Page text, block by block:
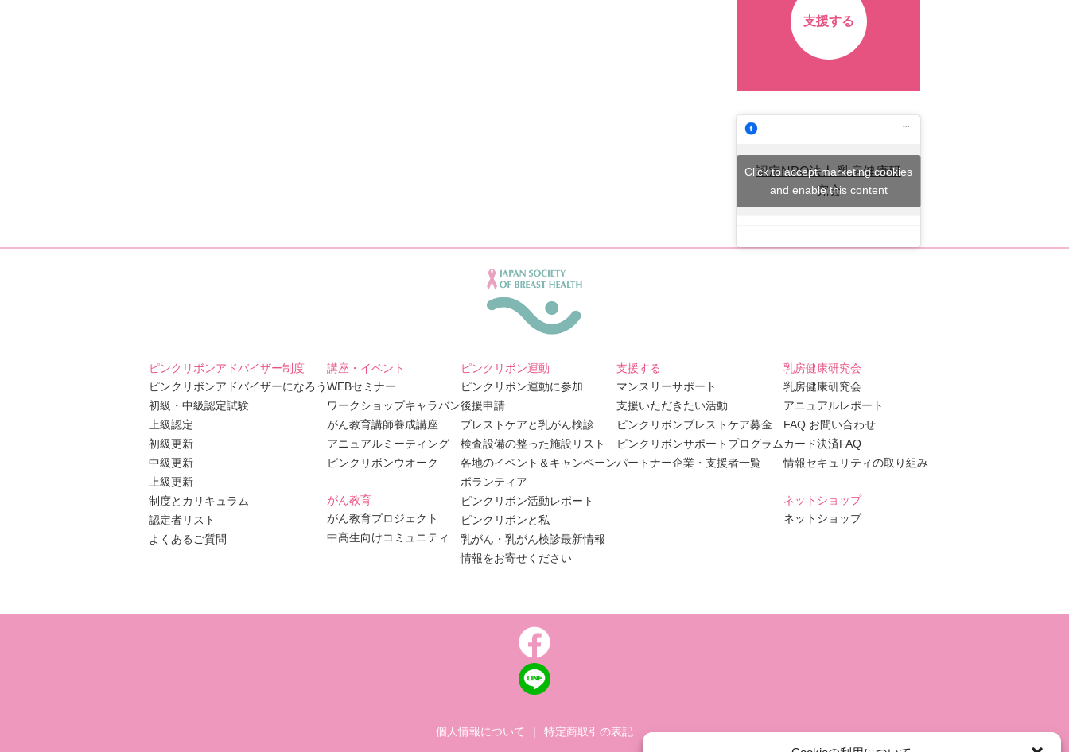
支援する
認定NPO法人 乳房健康研
究会
Click to accept marketing cookies
and enable this content
ピンクリボンアドバイザー制度
ピンクリボンアドバイザーになろう
初級・中級認定試験
上級認定
初級更新
中級更新
上級更新
制度とカリキュラム
認定者リスト
よくあるご質問
講座・イベント
WEBセミナー
ワークショップキャラバン
がん教育講師養成講座
アニュアルミーティング
ピンクリボンウオーク
がん教育
がん教育プロジェクト
中高生向けコミュニティ
ピンクリボン運動
ピンクリボン運動に参加
後援申請
ブレストケアと乳がん検診
検査設備の整った施設リスト
各地のイベント＆キャンペーン
ボランティア
ピンクリボン活動レポート
ピンクリボンと私
乳がん・乳がん検診最新情報
情報をお寄せください
支援する
マンスリーサポート
支援いただきたい活動
ピンクリボンブレストケア募金
ピンクリボンサポートプログラム
パートナー企業・支援者一覧
乳房健康研究会
乳房健康研究会
アニュアルレポート
FAQ お問い合わせ
カード決済FAQ
情報セキュリティの取り組み
ネットショップ
ネットショップ
個人情報について | 特定商取引の表記